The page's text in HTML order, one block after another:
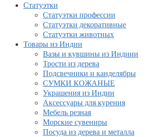
Статуэтки
Статуэтки профессии
Статуэтки декоративные
Статуэтки животных
Товары из Индии
Вазы и кувшины из Индиии
Трости из дерева
Подсвечники и канделябры
СУМКИ КОЖАНЫЕ
Украшения из Индии
Аксессуары для курения
Мебель резная
Морские сувениры
Посуда из дерева и металла